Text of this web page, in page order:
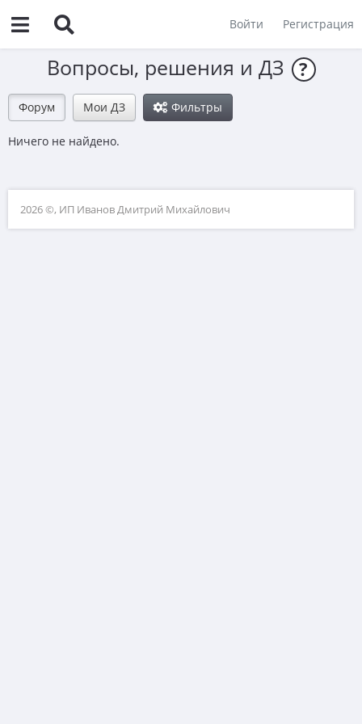
Войти Регистрация
Вопросы, решения и ДЗ ?
Форум Мои ДЗ Фильтры
Ничего не найдено.
2026 ©, ИП Иванов Дмитрий Михайлович